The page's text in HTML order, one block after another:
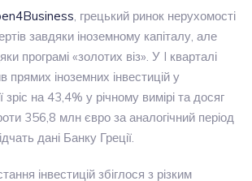
, грецький ринок нерухомості
завдяки іноземному капіталу, але
програмі «золотих віз». У I кварталі
прямих іноземних інвестицій у
зріс на 43,4% у річному вимірі та досяг
356,8 млн євро за аналогічний період
дані Банку Греції.
інвестицій збіглося з різким